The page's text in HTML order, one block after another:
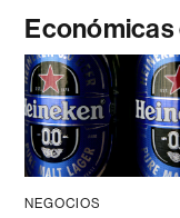
NEGOCIOS